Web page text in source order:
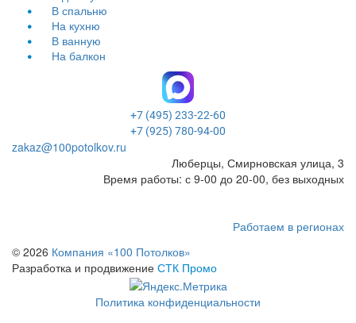
В спальню
На кухню
В ванную
На балкон
+7 (495) 233-22-60
+7 (925) 780-94-00
zakaz@100potolkov.ru
Люберцы, Смирновская улица, 3
Время работы: с 9-00 до 20-00, без выходных
Работаем в регионах
© 2026 Компания «100 Потолков»
Разработка и продвижение СТК Промо
Политика конфиденциальности